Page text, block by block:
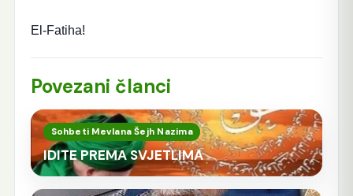
El-Fatiha!
Povezani članci
Sohbeti Mevlana Šejh Nazima
IDITE PREMA SVJETLIMA